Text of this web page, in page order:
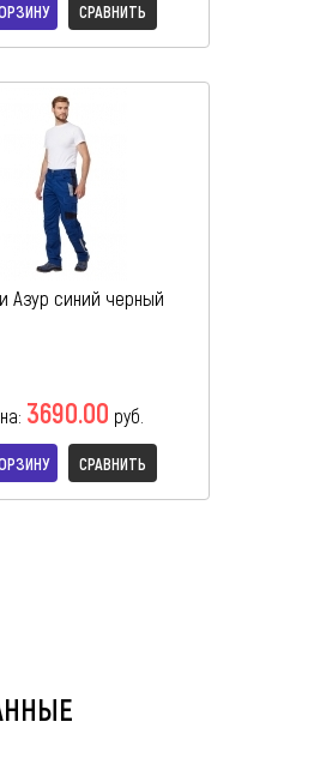
СРАВНИТЬ
Азур синий черный
3690.00 руб.
СРАВНИТЬ